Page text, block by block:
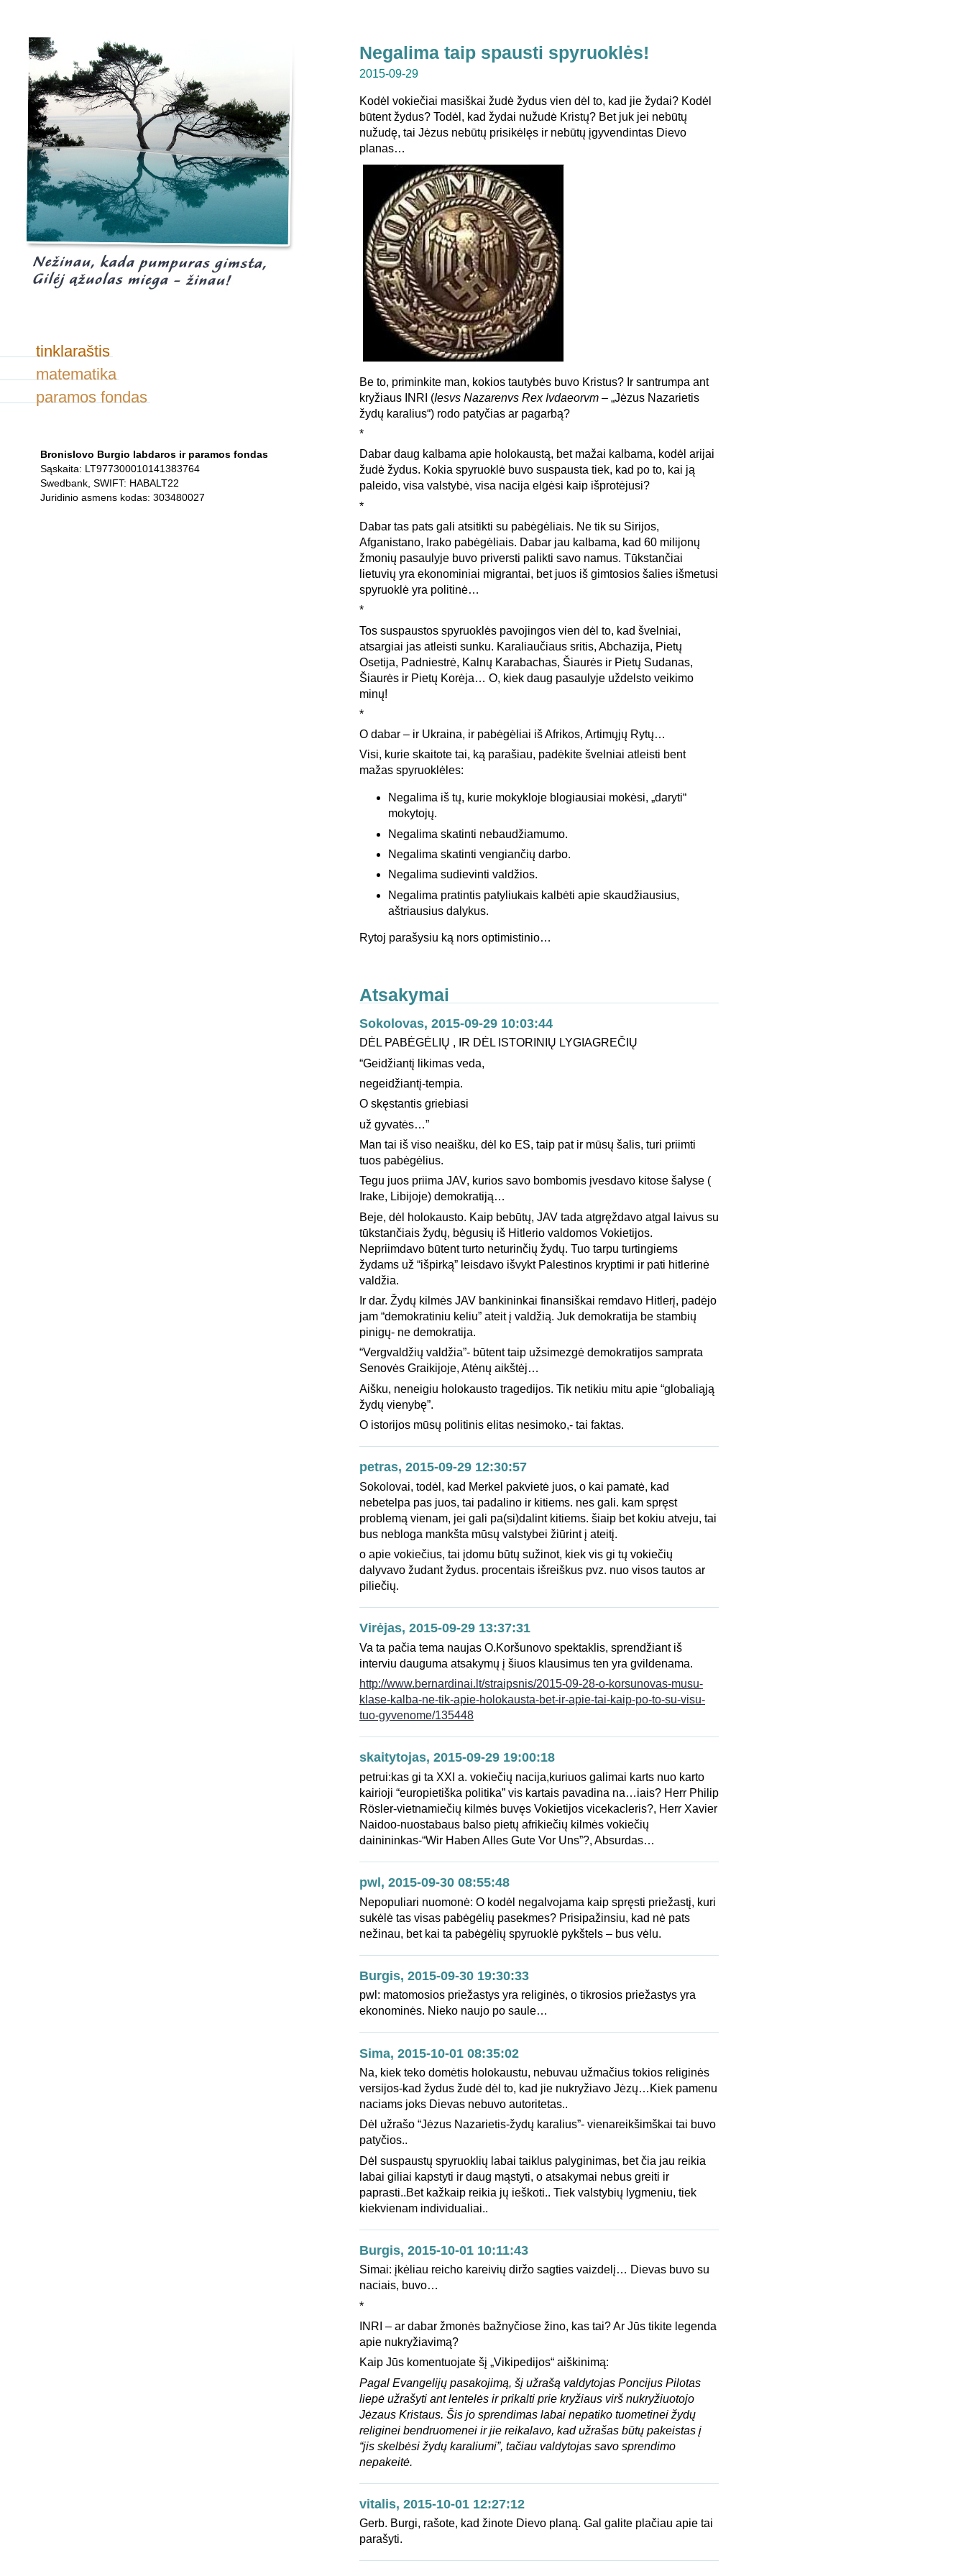
tinklaraštis
matematika
paramos fondas
Bronislovo Burgio labdaros ir paramos fondas
Sąskaita: LT977300010141383764
Swedbank, SWIFT: HABALT22
Juridinio asmens kodas: 303480027
Negalima taip spausti spyruoklės!
2015-09-29
Kodėl vokiečiai masiškai žudė žydus vien dėl to, kad jie žydai? Kodėl
būtent žydus? Todėl, kad žydai nužudė Kristų? Bet juk jei nebūtų
nužudę, tai Jėzus nebūtų prisikėlęs ir nebūtų įgyvendintas Dievo
planas…
Be to, priminkite man, kokios tautybės buvo Kristus? Ir santrumpa ant
kryžiaus INRI (Iesvs Nazarenvs Rex Ivdaeorvm – „Jėzus Nazarietis
žydų karalius“) rodo patyčias ar pagarbą?
*
Dabar daug kalbama apie holokaustą, bet mažai kalbama, kodėl arijai
žudė žydus. Kokia spyruoklė buvo suspausta tiek, kad po to, kai ją
paleido, visa valstybė, visa nacija elgėsi kaip išprotėjusi?
*
Dabar tas pats gali atsitikti su pabėgėliais. Ne tik su Sirijos,
Afganistano, Irako pabėgėliais. Dabar jau kalbama, kad 60 milijonų
žmonių pasaulyje buvo priversti palikti savo namus. Tūkstančiai
lietuvių yra ekonominiai migrantai, bet juos iš gimtosios šalies išmetusi
spyruoklė yra politinė…
*
Tos suspaustos spyruoklės pavojingos vien dėl to, kad švelniai,
atsargiai jas atleisti sunku. Karaliaučiaus sritis, Abchazija, Pietų
Osetija, Padniestrė, Kalnų Karabachas, Šiaurės ir Pietų Sudanas,
Šiaurės ir Pietų Korėja… O, kiek daug pasaulyje uždelsto veikimo
minų!
*
O dabar – ir Ukraina, ir pabėgėliai iš Afrikos, Artimųjų Rytų…
Visi, kurie skaitote tai, ką parašiau, padėkite švelniai atleisti bent
mažas spyruoklėles:
Negalima iš tų, kurie mokykloje blogiausiai mokėsi, „daryti“
mokytojų.
Negalima skatinti nebaudžiamumo.
Negalima skatinti vengiančių darbo.
Negalima sudievinti valdžios.
Negalima pratintis patyliukais kalbėti apie skaudžiausius,
aštriausius dalykus.
Rytoj parašysiu ką nors optimistinio…
Atsakymai
Sokolovas, 2015-09-29 10:03:44
DĖL PABĖGĖLIŲ , IR DĖL ISTORINIŲ LYGIAGREČIŲ
“Geidžiantį likimas veda,
negeidžiantį-tempia.
O skęstantis griebiasi
už gyvatės…”
Man tai iš viso neaišku, dėl ko ES, taip pat ir mūsų šalis, turi priimti
tuos pabėgėlius.
Tegu juos priima JAV, kurios savo bombomis įvesdavo kitose šalyse (
Irake, Libijoje) demokratiją…
Beje, dėl holokausto. Kaip bebūtų, JAV tada atgręždavo atgal laivus su
tūkstančiais žydų, bėgusių iš Hitlerio valdomos Vokietijos.
Nepriimdavo būtent turto neturinčių žydų. Tuo tarpu turtingiems
žydams už “išpirką” leisdavo išvykt Palestinos kryptimi ir pati hitlerinė
valdžia.
Ir dar. Žydų kilmės JAV bankininkai finansiškai remdavo Hitlerį, padėjo
jam “demokratiniu keliu” ateit į valdžią. Juk demokratija be stambių
pinigų- ne demokratija.
“Vergvaldžių valdžia”- būtent taip užsimezgė demokratijos samprata
Senovės Graikijoje, Atėnų aikštėj…
Aišku, neneigiu holokausto tragedijos. Tik netikiu mitu apie “globaliąją
žydų vienybę”.
O istorijos mūsų politinis elitas nesimoko,- tai faktas.
petras, 2015-09-29 12:30:57
Sokolovai, todėl, kad Merkel pakvietė juos, o kai pamatė, kad
nebetelpa pas juos, tai padalino ir kitiems. nes gali. kam spręst
problemą vienam, jei gali pa(si)dalint kitiems. šiaip bet kokiu atveju, tai
bus nebloga mankšta mūsų valstybei žiūrint į ateitį.
o apie vokiečius, tai įdomu būtų sužinot, kiek vis gi tų vokiečių
dalyvavo žudant žydus. procentais išreiškus pvz. nuo visos tautos ar
piliečių.
Virėjas, 2015-09-29 13:37:31
Va ta pačia tema naujas O.Koršunovo spektaklis, sprendžiant iš
interviu dauguma atsakymų į šiuos klausimus ten yra gvildenama.
http://www.bernardinai.lt/straipsnis/2015-09-28-o-korsunovas-musu-
klase-kalba-ne-tik-apie-holokausta-bet-ir-apie-tai-kaip-po-to-su-visu-
tuo-gyvenome/135448
skaitytojas, 2015-09-29 19:00:18
petrui:kas gi ta XXI a. vokiečių nacija,kuriuos galimai karts nuo karto
kairioji “europietiška politika” vis kartais pavadina na…iais? Herr Philip
Rösler-vietnamiečių kilmės buvęs Vokietijos vicekacleris?, Herr Xavier
Naidoo-nuostabaus balso pietų afrikiečių kilmės vokiečių
dainininkas-“Wir Haben Alles Gute Vor Uns”?, Absurdas…
pwl, 2015-09-30 08:55:48
Nepopuliari nuomonė: O kodėl negalvojama kaip spręsti priežastį, kuri
sukėlė tas visas pabėgėlių pasekmes? Prisipažinsiu, kad nė pats
nežinau, bet kai ta pabėgėlių spyruoklė pykštels – bus vėlu.
Burgis, 2015-09-30 19:30:33
pwl: matomosios priežastys yra religinės, o tikrosios priežastys yra
ekonominės. Nieko naujo po saule…
Sima, 2015-10-01 08:35:02
Na, kiek teko domėtis holokaustu, nebuvau užmačius tokios religinės
versijos-kad žydus žudė dėl to, kad jie nukryžiavo Jėzų…Kiek pamenu
naciams joks Dievas nebuvo autoritetas..
Dėl užrašo “Jėzus Nazarietis-žydų karalius”- vienareikšimškai tai buvo
patyčios..
Dėl suspaustų spyruoklių labai taiklus palyginimas, bet čia jau reikia
labai giliai kapstyti ir daug mąstyti, o atsakymai nebus greiti ir
paprasti..Bet kažkaip reikia jų ieškoti.. Tiek valstybių lygmeniu, tiek
kiekvienam individualiai..
Burgis, 2015-10-01 10:11:43
Simai: įkėliau reicho kareivių diržo sagties vaizdelį… Dievas buvo su
naciais, buvo…
*
INRI – ar dabar žmonės bažnyčiose žino, kas tai? Ar Jūs tikite legenda
apie nukryžiavimą?
Kaip Jūs komentuojate šį „Vikipedijos“ aiškinimą:
Pagal Evangelijų pasakojimą, šį užrašą valdytojas Poncijus Pilotas
liepė užrašyti ant lentelės ir prikalti prie kryžiaus virš nukryžiuotojo
Jėzaus Kristaus. Šis jo sprendimas labai nepatiko tuometinei žydų
religinei bendruomenei ir jie reikalavo, kad užrašas būtų pakeistas į
“jis skelbėsi žydų karaliumi”, tačiau valdytojas savo sprendimo
nepakeitė.
vitalis, 2015-10-01 12:27:12
Gerb. Burgi, rašote, kad žinote Dievo planą. Gal galite plačiau apie tai
parašyti.